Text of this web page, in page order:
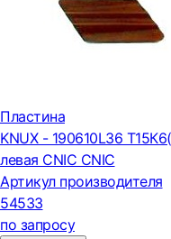
Пластина
KNUX - 190610L36
левая CNIC CNIC
Артикул производителя
54533
по запросу